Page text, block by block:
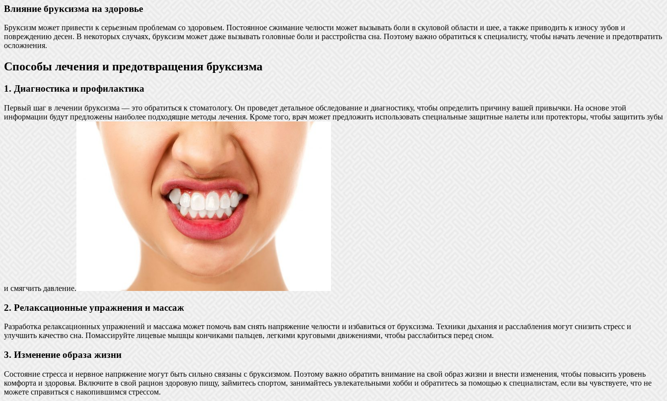
Влияние бруксизма на здоровье
Бруксизм может привести к серьезным проблемам со здоровьем. Постоянное сжимание челюсти может вызывать боли в скуловой области и шее, а также приводить к износу зубов и
повреждению десен. В некоторых случаях, бруксизм может даже вызывать головные боли и расстройства сна. Поэтому важно обратиться к специалисту, чтобы начать лечение и предотвратить
осложнения.
Способы лечения и предотвращения бруксизма
1. Диагностика и профилактика
Первый шаг в лечении бруксизма — это обратиться к стоматологу. Он проведет детальное обследование и диагностику, чтобы определить причину вашей привычки. На основе этой
информации будут предложены наиболее подходящие методы лечения. Кроме того, врач может предложить использовать специальные защитные налеты или протекторы, чтобы защитить зубы
и смягчить давление.
2. Релаксационные упражнения и массаж
Разработка релаксационных упражнений и массажа может помочь вам снять напряжение челюсти и избавиться от бруксизма. Техники дыхания и расслабления могут снизить стресс и
улучшить качество сна. Помассируйте лицевые мышцы кончиками пальцев, легкими круговыми движениями, чтобы расслабиться перед сном.
3. Изменение образа жизни
Состояние стресса и нервное напряжение могут быть сильно связаны с бруксизмом. Поэтому важно обратить внимание на свой образ жизни и внести изменения, чтобы повысить уровень
комфорта и здоровья. Включите в свой рацион здоровую пищу, займитесь спортом, занимайтесь увлекательными хобби и обратитесь за помощью к специалистам, если вы чувствуете, что не
можете справиться с накопившимся стрессом.